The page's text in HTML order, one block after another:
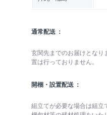
通常配送
玄関先までのお届けとなり
置は行っておりません。
開梱・設置配送
組立てが必要な場合は組立